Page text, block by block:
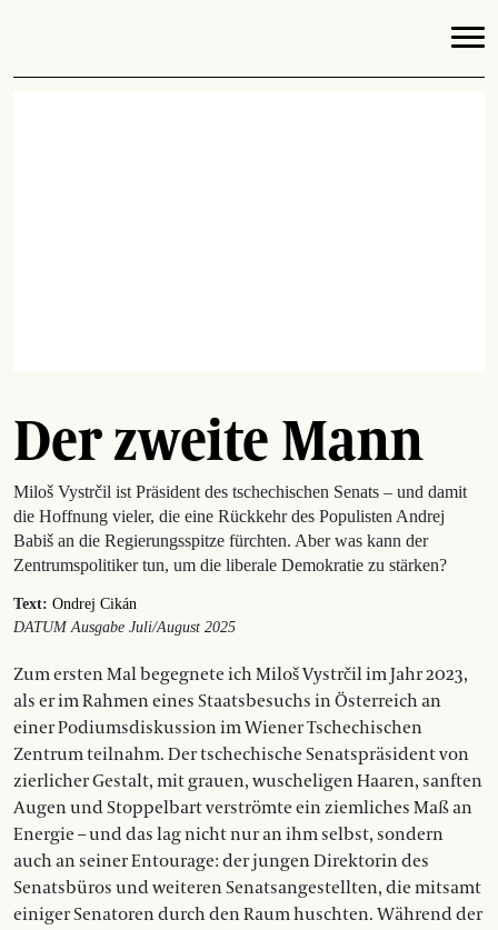
Der zweite Mann
Miloš Vystrčil ist Präsident des tschechischen Senats – und damit
die Hoffnung vieler, die eine Rückkehr des Populisten Andrej
Babiš an die Regierungsspitze fürchten. Aber was kann der
Zentrumspolitiker tun, um die liberale Demokratie zu stärken?
Text: Ondrej Cikán
DATUM Ausgabe Juli/August 2025
Zum ersten Mal begegnete ich Miloš Vystrčil im Jahr 2023,
als er im Rahmen eines Staatsbesuchs in Österreich an
einer Podiumsdiskussion im Wiener Tschechischen
Zentrum teilnahm. Der tschechische Senatspräsident von
zierlicher Gestalt, mit grauen, wuscheligen Haaren, sanften
Augen und Stoppelbart verströmte ein ziemliches Maß an
Energie – und das lag nicht nur an ihm selbst, sondern
auch an seiner Entourage: der jungen Direktorin des
Senatsbüros und weiteren Senatsangestellten, die mitsamt
einiger Senatoren durch den Raum huschten. Während der